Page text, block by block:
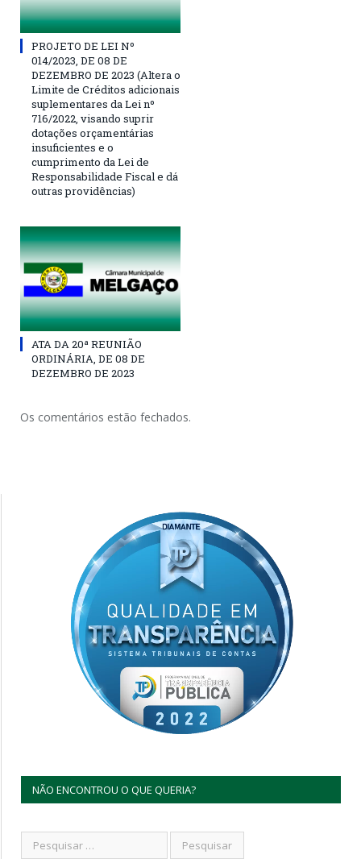
PROJETO DE LEI Nº
014/2023, DE 08 DE
DEZEMBRO DE 2023 (Altera o
Limite de Créditos adicionais
suplementares da Lei nº
716/2022, visando suprir
dotações orçamentárias
insuficientes e o
cumprimento da Lei de
Responsabilidade Fiscal e dá
outras providências)
ATA DA 20ª REUNIÃO
ORDINÁRIA, DE 08 DE
DEZEMBRO DE 2023
Os comentários estão fechados.
NÃO ENCONTROU O QUE QUERIA?